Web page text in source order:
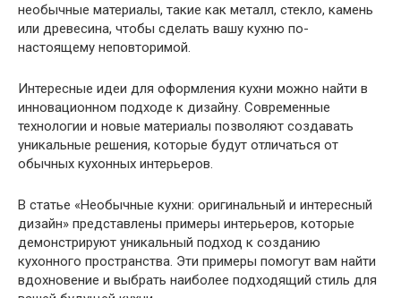
необычные материалы, такие как металл, стекло, камень
или древесина, чтобы сделать вашу кухню по-
настоящему неповторимой.
Интересные идеи для оформления кухни можно найти в
инновационном подходе к дизайну. Современные
технологии и новые материалы позволяют создавать
уникальные решения, которые будут отличаться от
обычных кухонных интерьеров.
В статье «Необычные кухни: оригинальный и интересный
дизайн» представлены примеры интерьеров, которые
демонстрируют уникальный подход к созданию
кухонного пространства. Эти примеры помогут вам найти
вдохновение и выбрать наиболее подходящий стиль для